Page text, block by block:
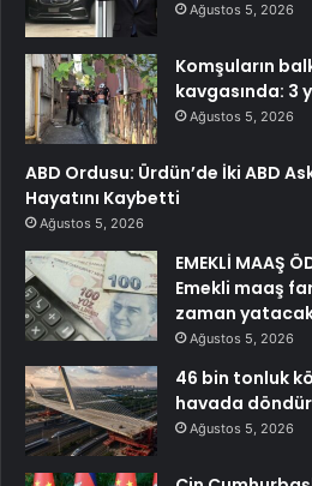
Ağustos 5, 2026
Komşuların
kavgasında: 3
Ağustos 5, 2026
ABD Ordusu: Ürdün’de İki ABD
Hayatını Kaybetti
Ağustos 5, 2026
EMEKLİ MAAŞ
Emekli maaş
zaman
Ağustos 5, 2026
46 bin tonluk
havada
Ağustos 5, 2026